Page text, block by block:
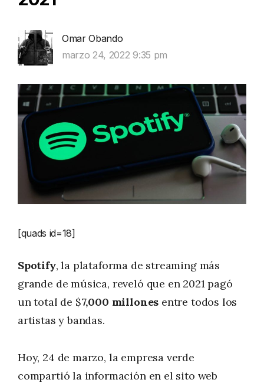
Omar Obando
marzo 24, 2022 9:35 pm
[quads id=18]
Spotify, la plataforma de streaming más
grande de música, reveló que en 2021 pagó
un total de $7,000 millones entre todos los
artistas y bandas.
Hoy, 24 de marzo, la empresa verde
compartió la información en el sito web